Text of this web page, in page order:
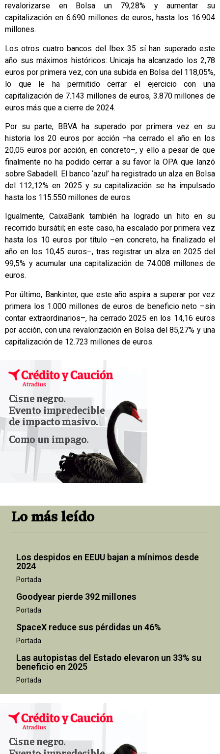
revalorizarse en Bolsa un 79,28% y aumentar su
capitalización en 6.690 millones de euros, hasta los 16.904
millones.
Los otros cuatro bancos del Ibex 35 sí han superado este
año sus máximos históricos: Unicaja ha alcanzado los 2,78
euros por primera vez, con una subida en Bolsa del 118,05%,
lo que le ha permitido cerrar el ejercicio con una
capitalización de 7.143 millones de euros, 3.870 millones de
euros más que a cierre de 2024.
Por su parte, BBVA ha superado por primera vez en su
historia los 20 euros por acción –ha cerrado el año en los
20,05 euros por acción, en concreto–, y ello a pesar de que
finalmente no ha podido cerrar a su favor la OPA que lanzó
sobre Sabadell. El banco ‘azul’ ha registrado un alza en Bolsa
del 112,12% en 2025 y su capitalización se ha impulsado
hasta los 115.550 millones de euros.
Igualmente, CaixaBank también ha logrado un hito en su
recorrido bursátil; en este caso, ha escalado por primera vez
hasta los 10 euros por título –en concreto, ha finalizado el
año en los 10,45 euros–, tras registrar un alza en 2025 del
99,5% y acumular una capitalización de 74.008 millones de
euros.
Por último, Bankinter, que este año aspira a superar por vez
primera los 1.000 millones de euros de beneficio neto –sin
contar extraordinarios–, ha cerrado 2025 en los 14,16 euros
por acción, con una revalorización en Bolsa del 85,27% y una
capitalización de 12.723 millones de euros.
Lo más leído
Los despidos en EEUU bajan a mínimos desde
2024
Portada
Goodyear pierde 392 millones
Portada
SpaceX reduce sus pérdidas un 46%
Portada
Las autopistas del Estado elevaron un 33% su
beneficio en 2025
Portada